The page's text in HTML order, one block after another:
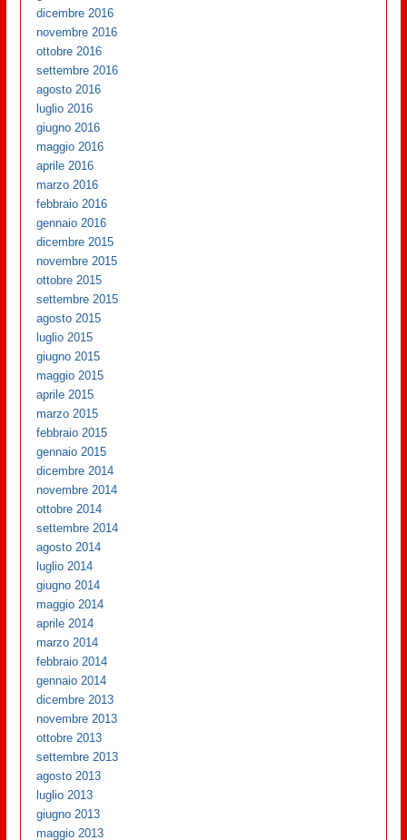
dicembre 2016
novembre 2016
ottobre 2016
settembre 2016
agosto 2016
luglio 2016
giugno 2016
maggio 2016
aprile 2016
marzo 2016
febbraio 2016
gennaio 2016
dicembre 2015
novembre 2015
ottobre 2015
settembre 2015
agosto 2015
luglio 2015
giugno 2015
maggio 2015
aprile 2015
marzo 2015
febbraio 2015
gennaio 2015
dicembre 2014
novembre 2014
ottobre 2014
settembre 2014
agosto 2014
luglio 2014
giugno 2014
maggio 2014
aprile 2014
marzo 2014
febbraio 2014
gennaio 2014
dicembre 2013
novembre 2013
ottobre 2013
settembre 2013
agosto 2013
luglio 2013
giugno 2013
maggio 2013